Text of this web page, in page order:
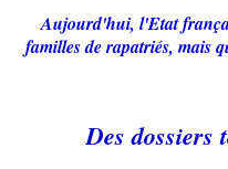
Aujourd'hui, l'Etat
familles de rapatriés, mais
Des dossiers